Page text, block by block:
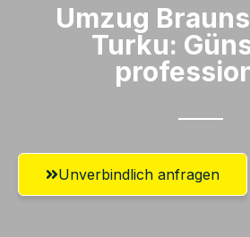
Umzug
Turku:
Unverbindlich anfragen